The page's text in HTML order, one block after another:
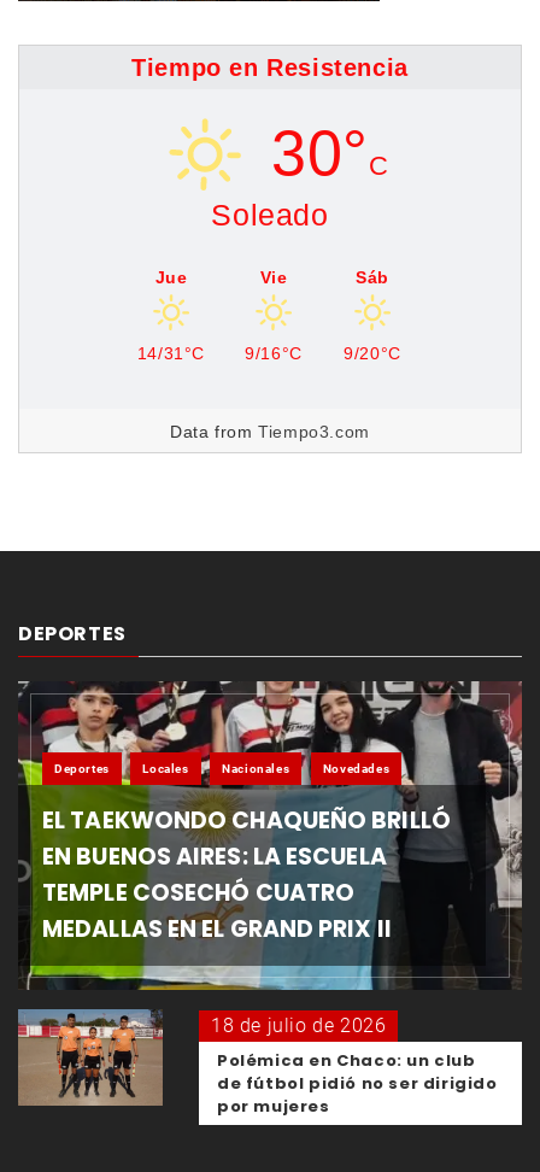
Tiempo en Resistencia
30° C
Soleado
Jue
14/31°C
Vie
9/16°C
Sáb
9/20°C
Data fromTiempo3.com
DEPORTES
Deportes Locales Nacionales Novedades
EL TAEKWONDO CHAQUEÑO BRILLÓ
EN BUENOS AIRES: LA ESCUELA
TEMPLE COSECHÓ CUATRO
MEDALLAS EN EL GRAND PRIX II
18 de julio de 2026
Polémica en Chaco: un club
de fútbol pidió no ser dirigido
por mujeres